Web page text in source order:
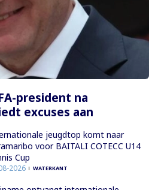
president na
excuses aan
jeugdtop komt naar
voor BAITALI COTECC U14
Cup
2026 WATERKANT